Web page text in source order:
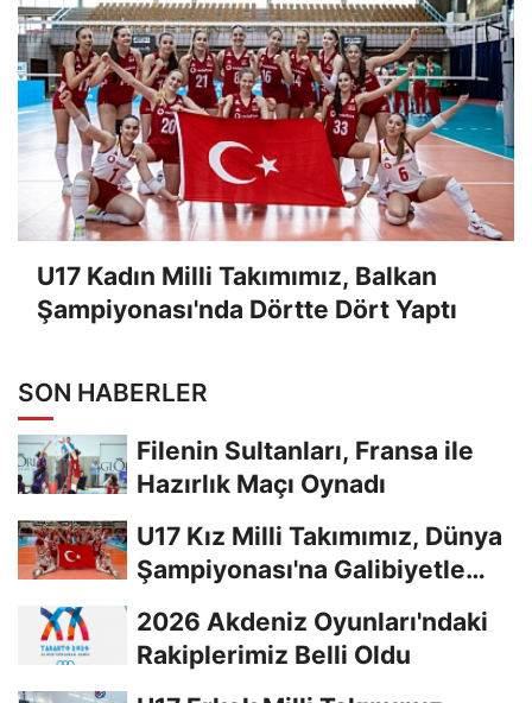
U17 Kadın Milli Takımımız, Balkan
Şampiyonası'nda Dörtte Dört Yaptı
SON HABERLER
Filenin Sultanları, Fransa ile
Hazırlık Maçı Oynadı
U17 Kız Milli Takımımız, Dünya
Şampiyonası'na Galibiyetle
2026 Akdeniz Oyunları'ndaki
Rakiplerimiz Belli Oldu